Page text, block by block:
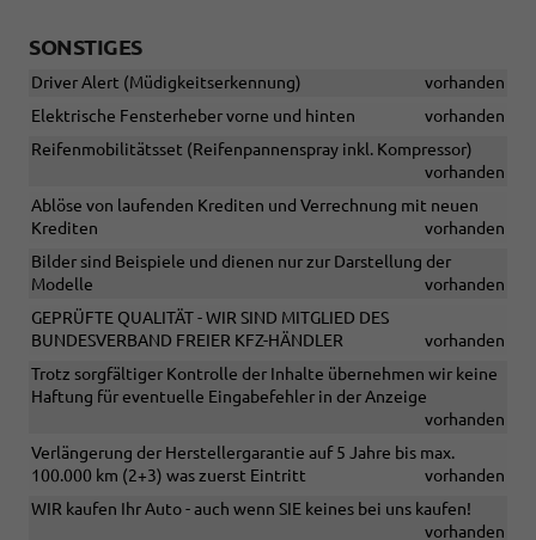
SONSTIGES
Driver Alert (Müdigkeitserkennung)
vorhanden
Elektrische Fensterheber vorne und hinten
vorhanden
Reifenmobilitätsset (Reifenpannenspray inkl. Kompressor)
vorhanden
Ablöse von laufenden Krediten und Verrechnung mit neuen
Krediten
vorhanden
Bilder sind Beispiele und dienen nur zur Darstellung der
Modelle
vorhanden
GEPRÜFTE QUALITÄT - WIR SIND MITGLIED DES
BUNDESVERBAND FREIER KFZ-HÄNDLER
vorhanden
Trotz sorgfältiger Kontrolle der Inhalte übernehmen wir keine
Haftung für eventuelle Eingabefehler in der Anzeige
vorhanden
Verlängerung der Herstellergarantie auf 5 Jahre bis max.
100.000 km (2+3) was zuerst Eintritt
vorhanden
WIR kaufen Ihr Auto - auch wenn SIE keines bei uns kaufen!
vorhanden